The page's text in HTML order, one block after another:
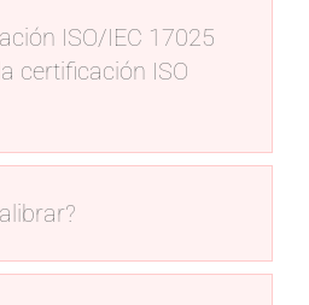
ISO/IEC 17025
certificación ISO